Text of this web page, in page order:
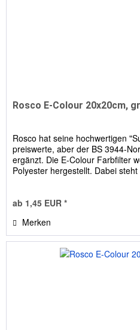
Rosco E-Colour 20x20cm,
Rosco hat seine hochwertigen
preiswerte, aber der BS 3944-
ergänzt. Die E-Colour Farbfilter
Polyester hergestellt. Dabei
ab 1,45 EUR *
Merken